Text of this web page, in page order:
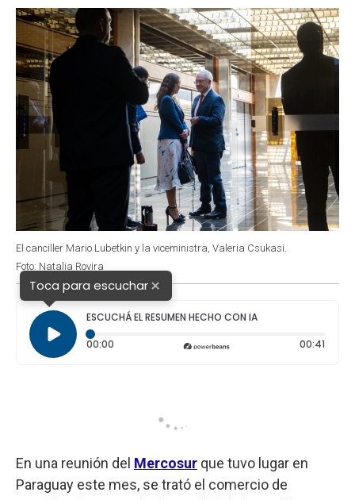
k
p
n
El canciller Mario Lubetkin y la viceministra, Valeria Csukasi.
Foto: Natalia Rovira
Toca para escuchar×
ESCUCHÁ EL RESUMEN HECHO CON IA
00:00 Tiempo transcurrido: 0 segundos 00:41
En una reunión del Mercosur que tuvo lugar en
Paraguay este mes, se trató el comercio de